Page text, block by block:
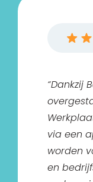
“Dankzij
via een
worden
en